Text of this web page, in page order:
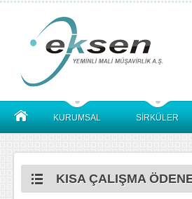
KURUMSAL SİRKÜLER
KISA ÇALIŞMA